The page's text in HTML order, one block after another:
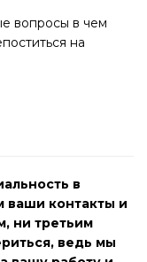
вопросы в чем
на
в
ваши контакты и
ни третьим
ведь мы